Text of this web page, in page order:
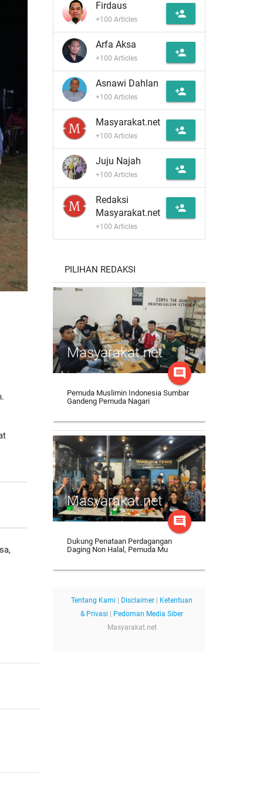
Firdaus
+100 Articles person_add
Arfa Aksa
+100 Articles person_add
Asnawi Dahlan
+100 Articles person_add
Masyarakat.net
+100 Articles person_add
Juju Najah
+100 Articles person_add
Redaksi
Masyarakat.net
+100 Articles
person_add
PILIHAN REDAKSI
Masyarakat.net
comment
Pemuda Muslimin Indonesia Sumbar
Gandeng Pemuda Nagari
Masyarakat.net
comment
Dukung Penataan Perdagangan
Daging Non Halal, Pemuda Mu
Tentang Kami Disclaimer
Ketentuan
& Privasi
Pedoman Media Siber
Masyarakat.net